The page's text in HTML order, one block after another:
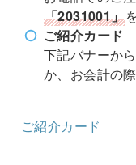
「2031001」
ご紹介カード
下記バナーか
か、お会計の
ご紹介カード